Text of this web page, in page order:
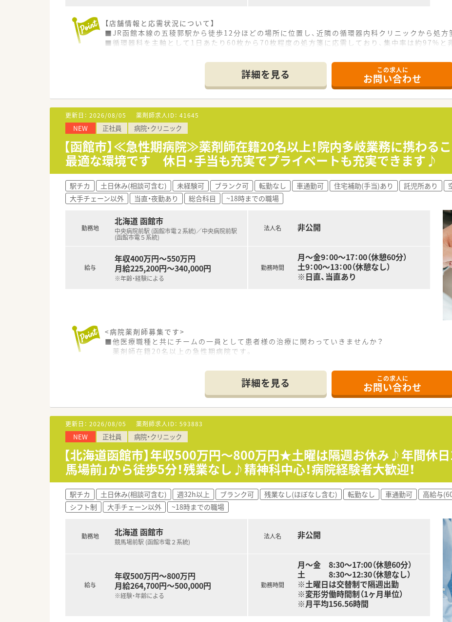
【店舗情報と応需状況について】
■JR函館本線の五稜郭駅から徒歩12分ほどの場所に位置し、近隣の循環器内科クリニックから処方
■循環器科を主軸として1日あたり60枚から70枚程度の処方箋に応需しており、集中率は約97%と
■個人の志向に合わせて、支店長や支社長を目指すマネジメントキャリア、または専門性を極める
■大学病院敷地内への出店実績を活かした病院研修制度があり、外来がん治療認定薬剤師などの高
す。
■アロマテラピー検定などの薬剤師免許以外の資格取得に対しても手当が支給され、幅広い知識を
す。
【想定されるモデル年収】
■一般薬剤師としての採用時は年収480万円程度からのスタートとなり、経験を積むことで最大600
■昇給は年1回、賞与は年2回の支給があり、上場企業ならではの安定した給与体系の中で長期的なラ
■北海道などの特定地域では地域手当が高く設定されているため、地域貢献をしながら高い給与水
す。
■全体の2割以上の店舗で健康サポート薬局の認定を取得しており、大手チェーンの中でもトップ
ます。
■機能性アロマや医療用サプリメントを活用した予防医療を推進しており、処方箋がなくても健康
■在宅業務においては本社社員が配達を担当する仕組みを構築しており、薬剤師が専門的な調剤や
います。
詳細を見る この求人に
お問い合わせ
更新日： 2026/08/05 薬剤師求人ID： 41645
NEW 正社員 病院・クリニック
【函館市】≪急性期病院≫薬剤師在籍20名以上！院内多岐業務に携わる
最適な環境です 休日・手当も充実でプライベートも充実できます♪
駅チカ 土日休み(相談可含む) 未経験可 ブランク可 転勤なし 車通勤可 住宅補助(手当)あり 託児所あり
大手チェーン以外
当直・夜勤あり 総合科目 ~18時までの職場
勤務地
北海道 函館市
中央病院前駅 (函館市電２系統)／中央病院前駅
(函館市電５系統)
給与
年収400万円～550万円
月給225,200円～340,000円
※年齢・経験による
法人名 非公開
勤務時間
月～金9：00～17：00（休憩60分）
土9：00～13：00（休憩なし）
※日直、当直あり
<病院薬剤師募集です>
■他医療職種と共にチームの一員として患者様の治療に関わっていきませんか？
薬剤師在籍20名以上の急性期病院です。
■病棟業務はもちろん、抗癌剤無菌調製業務、高カロリー輸液混注業務、DI業務、臨床治験管理業務
■勉強会や学術大会参加もあり、切磋琢磨しながら薬剤師として成長することができます。
■若年層から幅広い年齢層が活躍されています。新卒の方や第二新卒の方のキャリアスタートにもオ
■外来は100％院外処方となっており院内での業務に集中して取り組むことのできる環境です。
■オーダリングシステム、電子カルテ導入済みで業務も安心でスムーズです。
<休暇・手当が充実>
■福利厚生◎住宅手当、扶養手当、医療費減免制度等で職員をサポートします。
■休日がたっぷり♪年間15日取得の指定休や毎年必ず1週間以上取得の連続休暇制度、他にも休日
も充実できます。
<こんな病院です>
■函館市に1930年開設！創立90年を超える歴史ある病院です。
地域の基幹病院として急性期医療を中心に小児・周産期医療、救急医療に力を入れると共に、北海
■患者さまの権利を尊重し、皆さまに安心・安全なチーム医療を提供することを基本方針としていま
地域医療機関や行政と連携しながら、職員が安心して働ける職場環境づくりと人材育成に力を入れ
■託児所完備＆産育休実績あり！子育て世代も安心して勤務できます。
詳細を見る この求人に
お問い合わせ
更新日： 2026/08/05 薬剤師求人ID： 593883
NEW 正社員 病院・クリニック
【北海道函館市】年収500万円～800万円★土曜は隔週お休み♪年間休日
馬場前」から徒歩5分！残業なし♪精神科中心！病院経験者大歓迎！
駅チカ 土日休み(相談可含む) 週32h以上 ブランク可 残業なし(ほぼなし含む) 転勤なし 車通勤可 高給与
シフト制
大手チェーン以外 ~18時までの職場
勤務地 北海道 函館市
競馬場前駅 (函館市電２系統)
給与
年収500万円～800万円
月給264,700円～500,000円
※経験・年齢による
法人名 非公開
勤務時間
月～金 8:30～17:00（休憩60分）
土 8:30～12:30（休憩なし）
※土曜日は交替制で隔週出勤
※変形労働時間制（1ヶ月単位）
※月平均156.56時間